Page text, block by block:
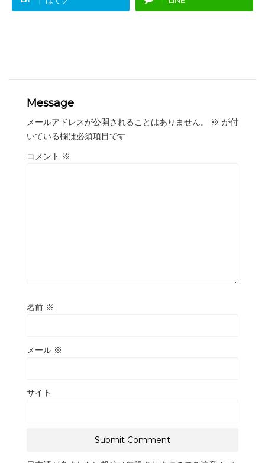
Message
メールアドレスが公開されることはありません。 ※ が付
いている欄は必須項目です
コメント ※
名前 ※
メール ※
サイト